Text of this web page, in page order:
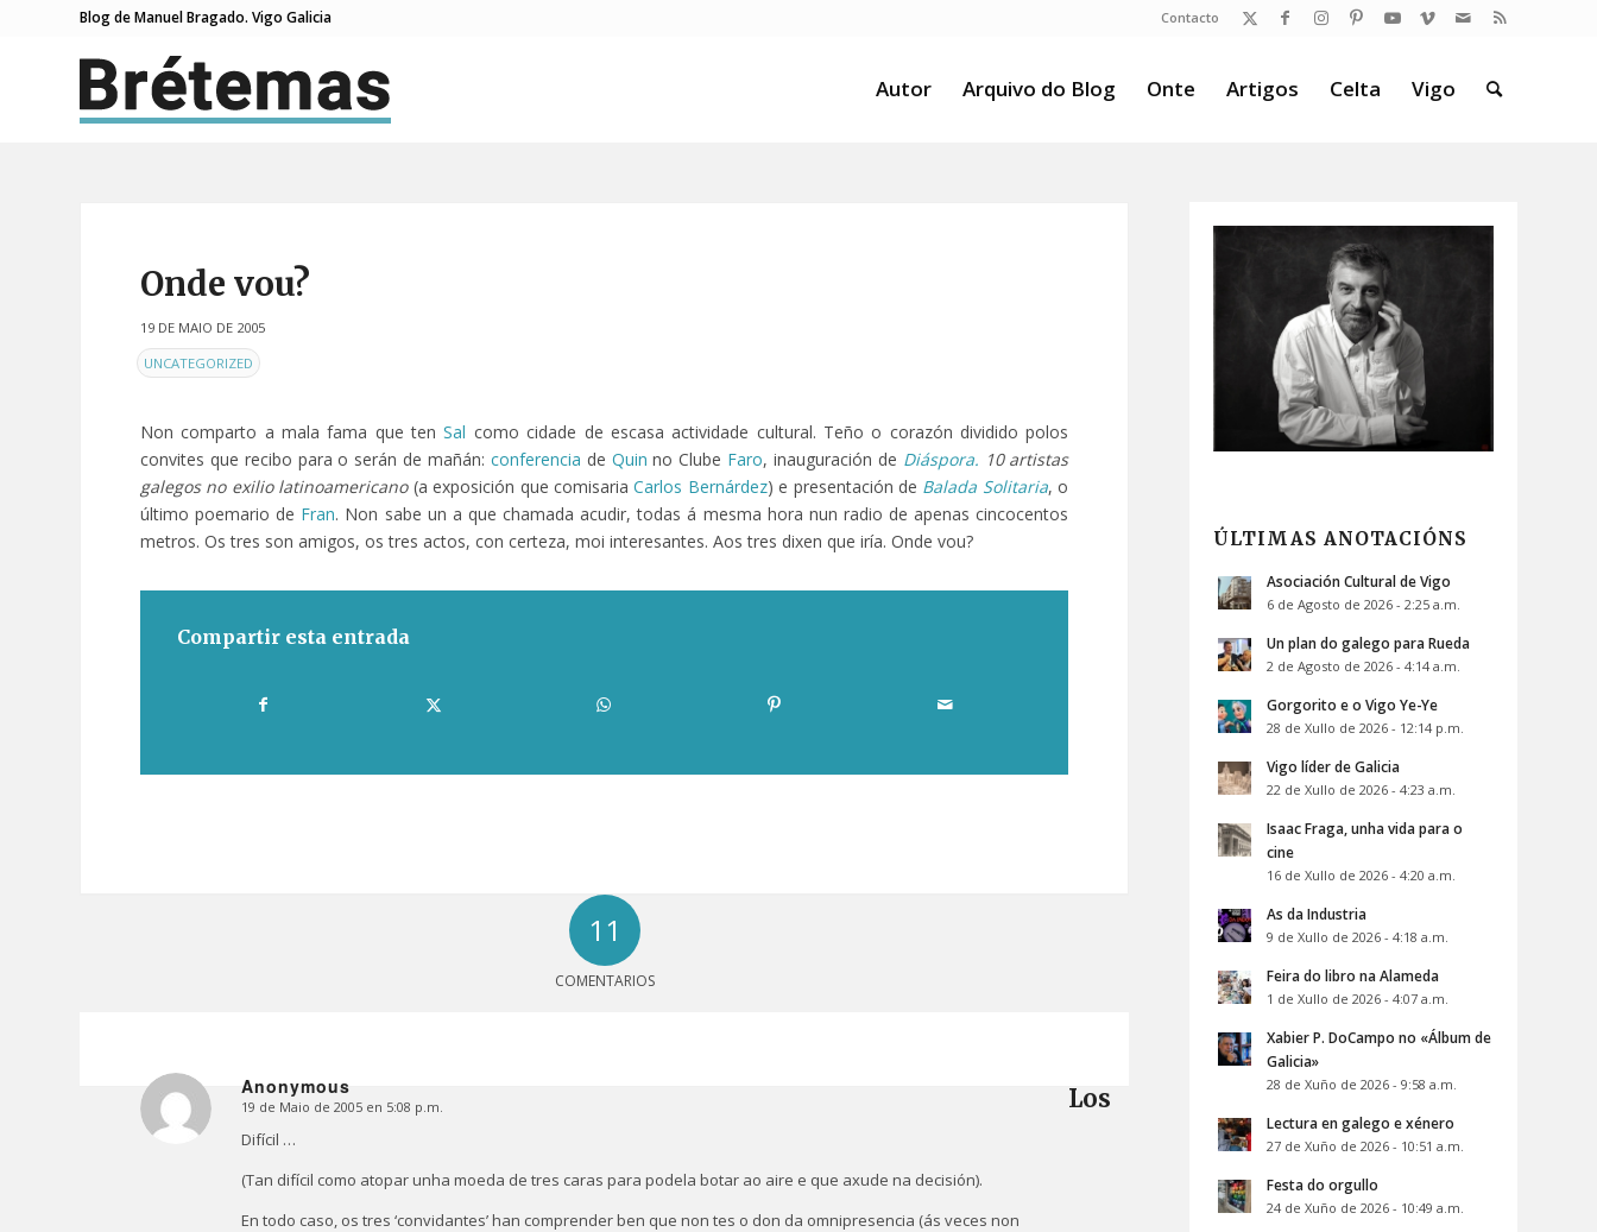
Contacto
Blog de Manuel Bragado. Vigo Galicia
Autor Arquivo do Blog Onte Artigos Celta Vigo
Onde vou?
19 DE MAIO DE 2005
ENUNCATEGORIZED
Non comparto a mala fama que tenSal como cidade de escasa actividade cultural. Teño o corazón dividido polos
convites que recibo para o serán de mañán: conferencia de Quin no Clube Faro, inauguración de Diáspora. 10 artistas
galegos no exilio latinoamericano(a exposición que comisariaCarlos Bernárdez) e presentación de Balada Solitaria, o
último poemario de Fran. Non sabe un a que chamada acudir, todas á mesma hora nun radio de apenas cincocentos
metros. Os tres son amigos, os tres actos, con certeza, moi interesantes. Aos tres dixen que iría. Onde vou?
Compartir esta entrada
11
COMENTARIOS
Anonymous
Dice:
19 de Maio de 2005 en 5:08 p.m.
Difícil …
(Tan difícil como atopar unha moeda de tres caras para podela botar ao aire e que axude na decisión).
En todo caso, os tres ‘convidantes’ han comprender ben que non tes o don da omnipresencia (ás veces non
Los
ÚLTIMAS ANOTACIÓNS
Asociación Cultural de Vigo
6 de Agosto de 2026 - 2:25 a.m.
Un plan do galego para Rueda
2 de Agosto de 2026 - 4:14 a.m.
Gorgorito e o Vigo Ye-Ye
28 de Xullo de 2026 - 12:14 p.m.
Vigo líder de Galicia
22 de Xullo de 2026 - 4:23 a.m.
Isaac Fraga, unha vida para o
cine
16 de Xullo de 2026 - 4:20 a.m.
As da Industria
9 de Xullo de 2026 - 4:18 a.m.
Feira do libro na Alameda
1 de Xullo de 2026 - 4:07 a.m.
Xabier P. DoCampo no «Álbum de
Galicia»
28 de Xuño de 2026 - 9:58 a.m.
Lectura en galego e xénero
27 de Xuño de 2026 - 10:51 a.m.
Festa do orgullo
24 de Xuño de 2026 - 10:49 a.m.